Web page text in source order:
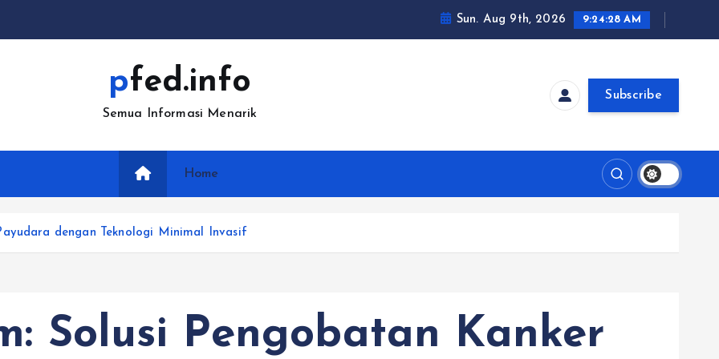
Sun. Aug 9th, 2026 9:24:28 AM
pfed.info
Semua Informasi Menarik
Subscribe
Home
dengan Teknologi Minimal Invasif
Solusi Pengobatan Kanker